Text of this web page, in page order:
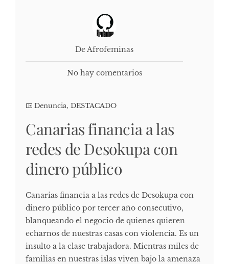
De Afrofeminas
No hay comentarios
Denuncia, DESTACADO
Canarias financia a las
redes de Desokupa con
dinero público
Canarias financia a las redes de Desokupa con
dinero público por tercer año consecutivo,
blanqueando el negocio de quienes quieren
echarnos de nuestras casas con violencia. Es un
insulto a la clase trabajadora. Mientras miles de
familias en nuestras islas viven bajo la amenaza